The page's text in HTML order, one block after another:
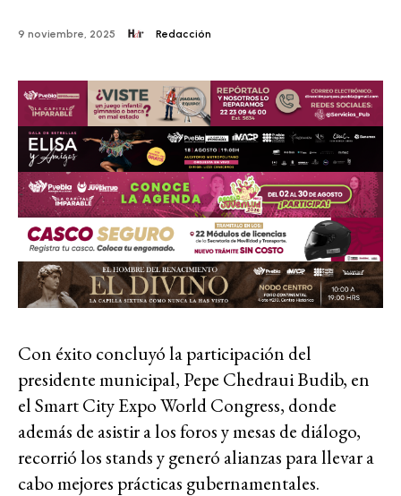
9 noviembre, 2025 Redacción
Con éxito concluyó la participación del
presidente municipal, Pepe Chedraui Budib, en
el Smart City Expo World Congress, donde
además de asistir a los foros y mesas de diálogo,
recorrió los stands y generó alianzas para llevar a
cabo mejores prácticas gubernamentales.